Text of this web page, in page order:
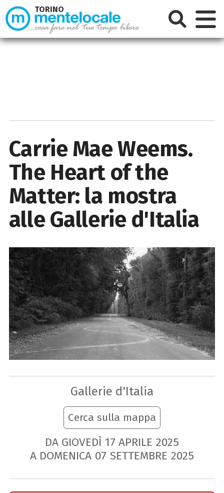
Carrie Mae Weems.
The Heart of the
Matter: la mostra
alle Gallerie d'Italia
Gallerie d'Italia
Cerca sulla mappa
DA GIOVEDÌ 17 APRILE 2025
A DOMENICA 07 SETTEMBRE 2025
TORINO